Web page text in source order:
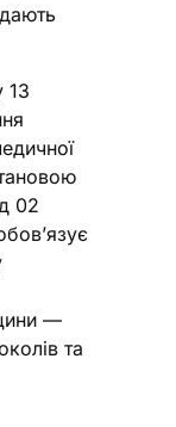
13
02
—
та